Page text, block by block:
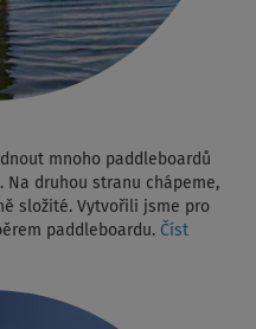
mnoho paddleboardů
Na druhou stranu chápeme,
složité. Vytvořili jsme pro
paddleboardu. Číst